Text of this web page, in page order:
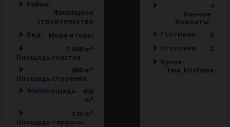
Район:
Жилищное
строительство
Вид:
Море и горы
Площадь участкa:
1.000 m²
Площадь строения:
600 m²
Жилплощадь:
450
m²
Площадь террасы:
120 m²
Ванные
Комнаты:
4
Гостиная:
2
Столовая:
2
Кухня:
two_kitchens